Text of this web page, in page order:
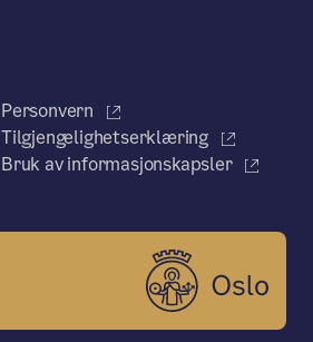
Personvern
Tilgjengelighetserklæring
Bruk av informasjonskapsler